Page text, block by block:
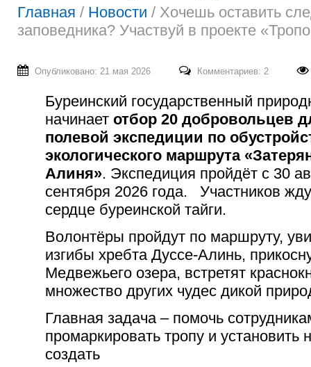
Главная / Новости / Хочешь оставить
заповедника? Участвуй в проекте
Опубликовано: 21 мая 2026 Комментариев: 2
Буреинский государственный
начинает отбор 20 добровольцев
полевой экспедиции по
экологического маршрута
Алиня». Экспедиция пройдёт с 30
сентября 2026 года. Участников
сердце буреинской тайги.
Волонтёры пройдут по маршруту,
изгибы хребта Дуссе-Алинь,
Медвежьего озера, встретят
множество других чудес дикой
Главная задача – помочь
промаркировать тропу и установить
создать